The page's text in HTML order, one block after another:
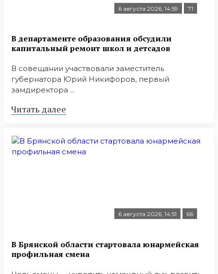
6 августа 2026, 14:59 71
В департаменте образования обсудили
капитальный ремонт школ и детсадов
В совещании участвовали заместитель
губернатора Юрий Никифоров, первый
замдиректора ...
Читать далее
6 августа 2026, 14:51 66
В Брянской области стартовала юнармейская
профильная смена